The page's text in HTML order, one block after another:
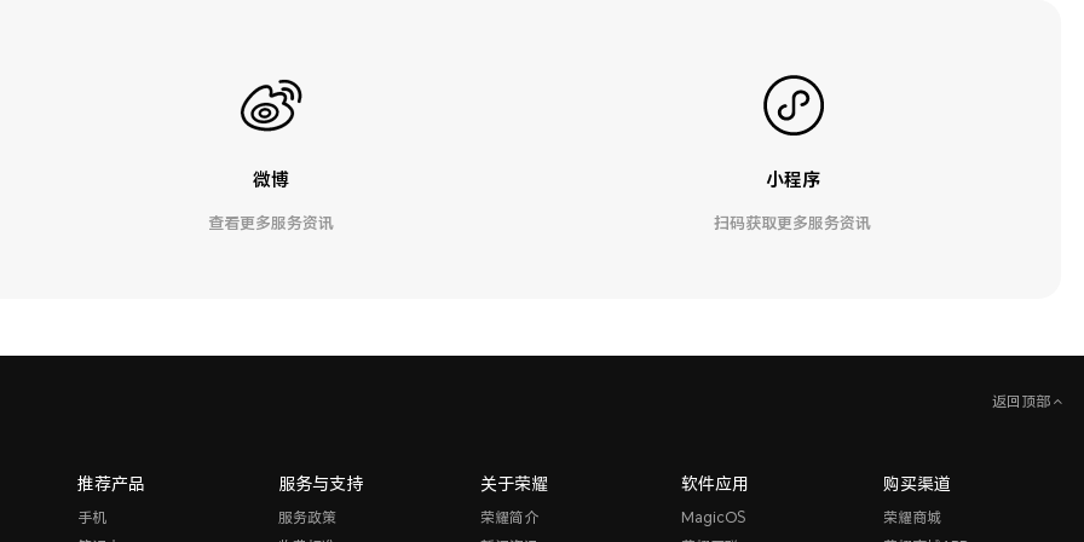
微博
查看更多服务资讯
小程序
扫码获取更多服务资讯
返回顶部
推荐产品
手机
服务与支持
服务政策
关于荣耀
荣耀简介
软件应用
MagicOS
购买渠道
荣耀商城